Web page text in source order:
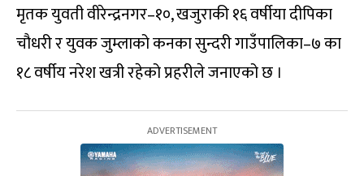
मृतक युवती वीरेन्द्रनगर–१०, खजुराकी १६ वर्षीया दीपिका
चौधरी र युवक जुम्लाको कनका सुन्दरी गाउँपालिका–७ का
१८ वर्षीय नरेश खत्री रहेको प्रहरीले जनाएको छ ।